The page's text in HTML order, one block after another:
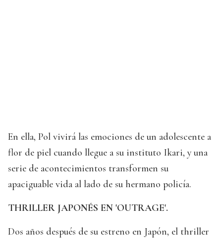
En ella, Pol vivirá las emociones de un adolescente a
flor de piel cuando llegue a su instituto Ikari, y una
serie de acontecimientos transformen su
apaciguable vida al lado de su hermano policía.
THRILLER JAPONÉS EN 'OUTRAGE'.
Dos años después de su estreno en Japón, el thriller